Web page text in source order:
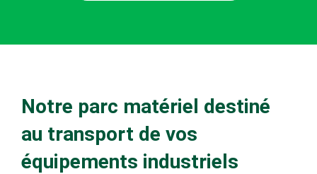
Notre parc matériel destiné
au transport de vos
équipements industriels